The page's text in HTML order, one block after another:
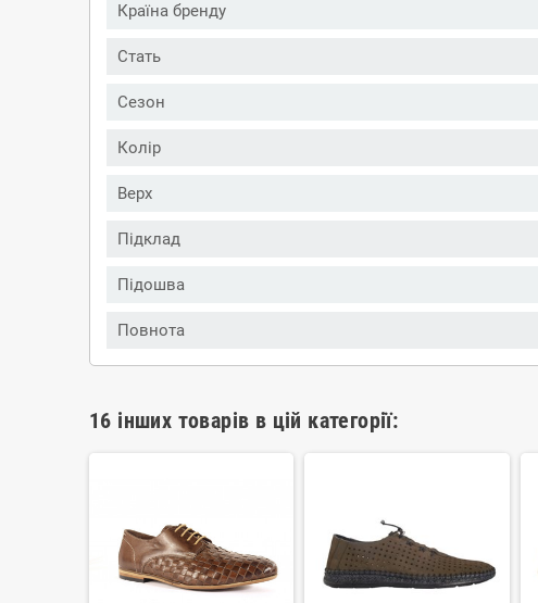
Країна бренду
Стать
Сезон
Колір
Верх
Підклад
Підошва
Повнота
16 інших товарів в цій категорії: